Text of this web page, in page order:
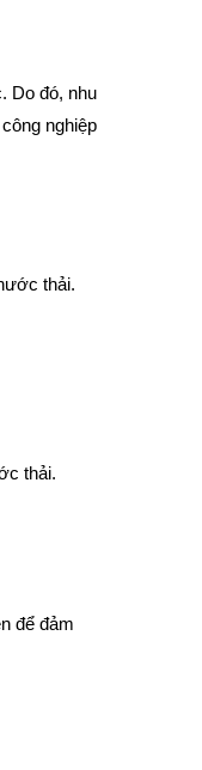
Do đó, nhu
nghiệp
thải.
thải.
để đảm